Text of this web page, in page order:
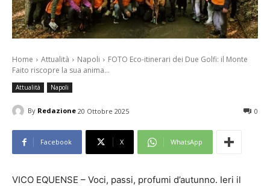
Home Attualità Napoli
FOTO Eco-itinerari dei Due Golfi: il Monte
Faito riscopre la sua anima...
Attualità Napoli
By Redazione 20 Ottobre 2025 0
Facebook X WhatsApp
VICO EQUENSE – Voci, passi, profumi d’autunno. Ieri il